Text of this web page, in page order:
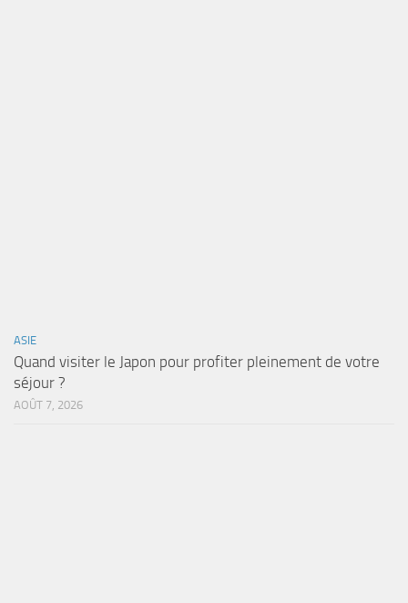
ASIE
Quand visiter le Japon pour profiter pleinement de votre
séjour ?
AOÛT 7, 2026